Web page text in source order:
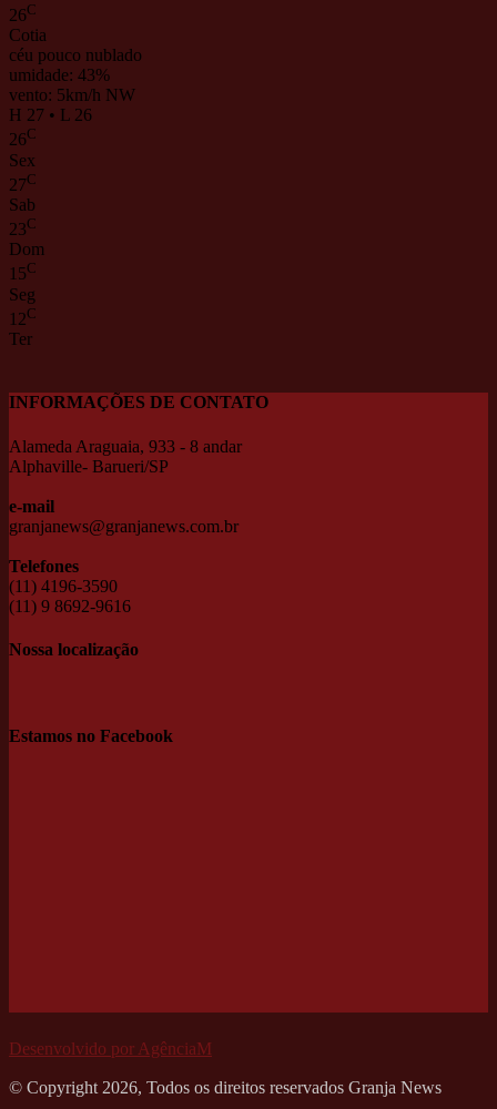
26C
Cotia
céu pouco nublado
umidade: 43%
vento: 5km/h NW
H 27 • L 26
26C
Sex
27C
Sab
23C
Dom
15C
Seg
12C
Ter
INFORMAÇÕES DE CONTATO
Alameda Araguaia, 933 - 8 andar
Alphaville- Barueri/SP
e-mail
granjanews@granjanews.com.br
Telefones
(11) 4196-3590
(11) 9 8692-9616
Nossa localização
Estamos no Facebook
Desenvolvido por AgênciaM
© Copyright 2026, Todos os direitos reservados Granja News